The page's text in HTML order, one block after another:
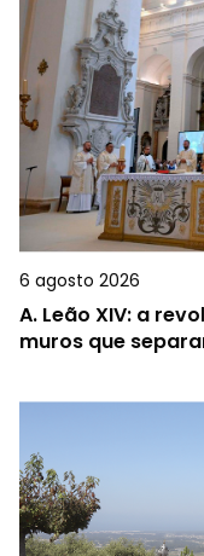
6 agosto 2026
A. Leão XIV: a
muros que